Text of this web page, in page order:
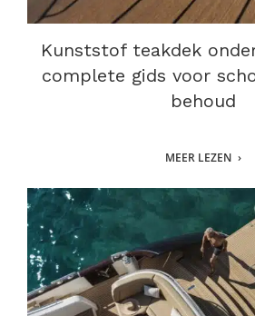
Kunststof teakdek
complete gids voor
behoud
MEER LEZEN